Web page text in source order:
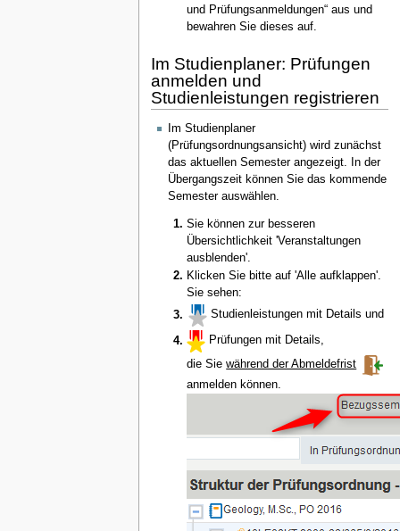
und Prüfungsanmeldungen“ aus und
bewahren Sie dieses auf.
Im Studienplaner: Prüfungen
anmelden und
Studienleistungen registrieren
Im Studienplaner
(Prüfungsordnungsansicht) wird zunächst
das aktuellen Semester angezeigt. In der
Übergangszeit können Sie das kommende
Semester auswählen.
Sie können zur besseren
Übersichtlichkeit 'Veranstaltungen
ausblenden'.
Klicken Sie bitte auf 'Alle aufklappen'.
Sie sehen:
Studienleistungen mit Details und
Prüfungen mit Details,
die Siewährend der Abmeldefrist
anmelden können.